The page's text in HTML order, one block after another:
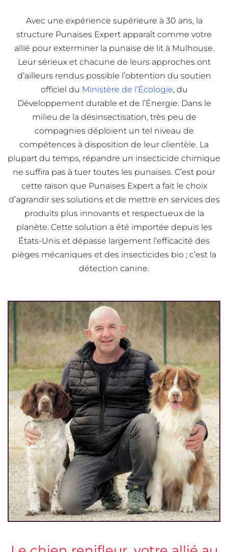
Avec une expérience supérieure à 30 ans, la
structure Punaises Expert apparaît comme votre
allié pour exterminer la punaise de lit à Mulhouse.
Leur sérieux et chacune de leurs approches ont
d’ailleurs rendus possible l’obtention du soutien
officiel du Ministère de l’Écologie, du
Développement durable et de l’Énergie. Dans le
milieu de la désinsectisation, très peu de
compagnies déploient un tel niveau de
compétences à disposition de leur clientèle. La
plupart du temps, répandre un insecticide chimique
ne suffira pas à tuer toutes les punaises. C’est pour
cette raison que Punaises Expert a fait le choix
d’agrandir ses solutions et de mettre en services des
produits plus innovants et respectueux de la
planète. Cette solution a été importée depuis les
États-Unis et dépasse largement l’efficacité des
pièges mécaniques et des insecticides bio ; c’est la
détection canine.